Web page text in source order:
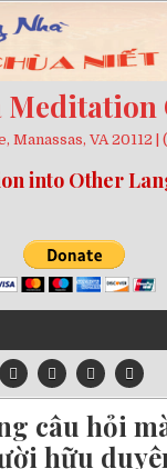
Meditation
Manassas, VA 20112 |
into Other
câu hỏi
hữu